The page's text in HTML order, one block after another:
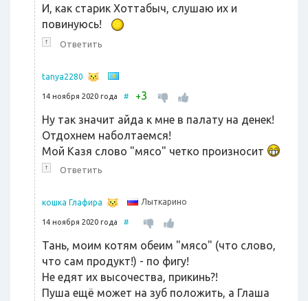
И, как старик Хоттабыч, слушаю их и
повинуюсь!
↑ Ответить
tanya2280
14 ноября 2020 года # +3
Ну так значит айда к мне в палату на денек!
Отдохнем наболтаемся!
Мой Казя слово "мясо" четко произносит
↑ Ответить
кошка Глафира Лыткарино
14 ноября 2020 года #
Тань, моим котям обеим "мясо" (что слово,
что сам продукт!) - по фигу!
Не едят их высочества, прикинь?!
Пуша ещё может на зуб положить, а Глаша